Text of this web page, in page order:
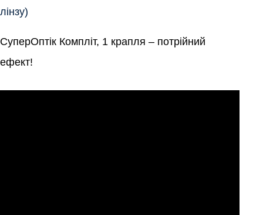
лінзу)
СуперОптік Компліт, 1 крапля – потрійний
ефект!